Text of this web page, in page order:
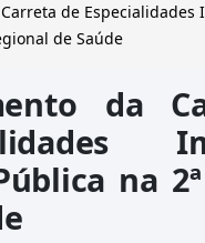
de Especialidades
de Saúde
da
na